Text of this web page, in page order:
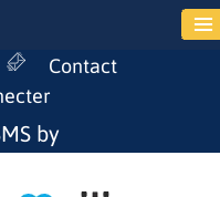
Contact
by